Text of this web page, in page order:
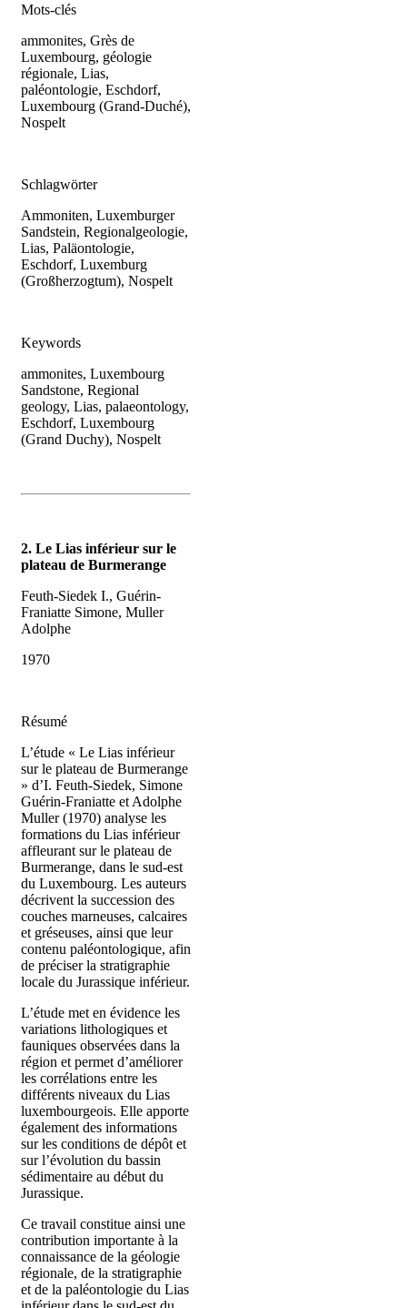
Mots-clés
ammonites, Grès de
Luxembourg, géologie
régionale, Lias,
paléontologie, Eschdorf,
Luxembourg (Grand-Duché),
Nospelt
Schlagwörter
Ammoniten, Luxemburger
Sandstein, Regionalgeologie,
Lias, Paläontologie,
Eschdorf, Luxemburg
(Großherzogtum), Nospelt
Keywords
ammonites, Luxembourg
Sandstone, Regional
geology, Lias, palaeontology,
Eschdorf, Luxembourg
(Grand Duchy), Nospelt
2. Le Lias inférieur sur le
plateau de Burmerange
Feuth-Siedek I., Guérin-
Franiatte Simone, Muller
Adolphe
1970
Résumé
L’étude « Le Lias inférieur
sur le plateau de Burmerange
» d’I. Feuth-Siedek, Simone
Guérin-Franiatte et Adolphe
Muller (1970) analyse les
formations du Lias inférieur
affleurant sur le plateau de
Burmerange, dans le sud-est
du Luxembourg. Les auteurs
décrivent la succession des
couches marneuses, calcaires
et gréseuses, ainsi que leur
contenu paléontologique, afin
de préciser la stratigraphie
locale du Jurassique inférieur.
L’étude met en évidence les
variations lithologiques et
fauniques observées dans la
région et permet d’améliorer
les corrélations entre les
différents niveaux du Lias
luxembourgeois. Elle apporte
également des informations
sur les conditions de dépôt et
sur l’évolution du bassin
sédimentaire au début du
Jurassique.
Ce travail constitue ainsi une
contribution importante à la
connaissance de la géologie
régionale, de la stratigraphie
et de la paléontologie du Lias